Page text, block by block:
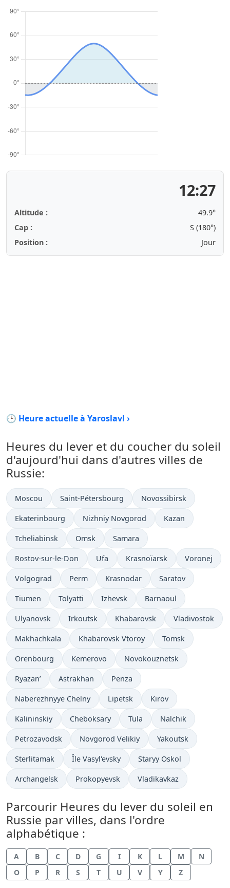
12:27
Altitude :
49.9°
Cap :
S (180°)
Position :
Jour
🕒 Heure actuelle à Yaroslavl ›
Heures du lever et du coucher du soleil
d'aujourd'hui dans d'autres villes de
Russie:
Moscou Saint-Pétersbourg Novossibirsk
Ekaterinbourg Nizhniy Novgorod Kazan
Tcheliabinsk Omsk Samara
Rostov-sur-le-Don Ufa Krasnoïarsk Voronej
Volgograd Perm Krasnodar Saratov
Tiumen Tolyatti Izhevsk Barnaoul
Ulyanovsk Irkoutsk Khabarovsk Vladivostok
Makhachkala Khabarovsk Vtoroy Tomsk
Orenbourg Kemerovo Novokouznetsk
Ryazan’ Astrakhan Penza
Naberezhnyye Chelny Lipetsk Kirov
Kalininskiy Cheboksary Tula Nalchik
Petrozavodsk Novgorod Velikiy Yakoutsk
Sterlitamak Île Vasyl'evsky Staryy Oskol
Archangelsk Prokopyevsk Vladikavkaz
Parcourir Heures du lever du soleil en
Russie par villes, dans l'ordre
alphabétique :
A B C D G I K L M
N
O
P R S T U V Y Z